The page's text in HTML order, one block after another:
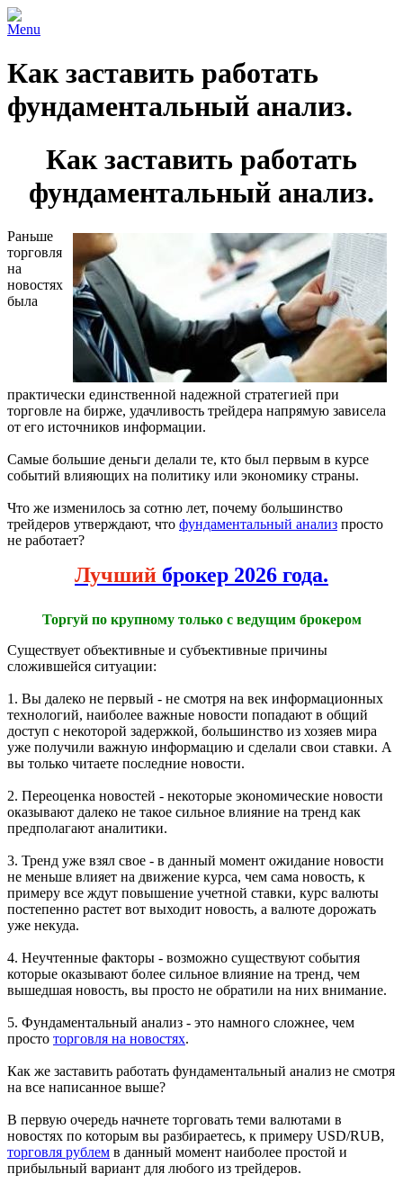
Menu
Как заставить работать
фундаментальный анализ.
Как заставить работать
фундаментальный анализ.
Раньше
торговля
на
новостях
была
практически единственной надежной стратегией при
торговле на бирже, удачливость трейдера напрямую зависела
от его источников информации.
Самые большие деньги делали те, кто был первым в курсе
событий влияющих на политику или экономику страны.
Что же изменилось за сотню лет, почему большинство
трейдеров утверждают, что фундаментальный анализ просто
не работает?
Лучший брокер 2026 года.
Торгуй по крупному только с ведущим брокером
Существует объективные и субъективные причины
сложившейся ситуации:
1. Вы далеко не первый - не смотря на век информационных
технологий, наиболее важные новости попадают в общий
доступ с некоторой задержкой, большинство из хозяев мира
уже получили важную информацию и сделали свои ставки. А
вы только читаете последние новости.
2. Переоценка новостей - некоторые экономические новости
оказывают далеко не такое сильное влияние на тренд как
предполагают аналитики.
3. Тренд уже взял свое - в данный момент ожидание новости
не меньше влияет на движение курса, чем сама новость, к
примеру все ждут повышение учетной ставки, курс валюты
постепенно растет вот выходит новость, а валюте дорожать
уже некуда.
4. Неучтенные факторы - возможно существуют события
которые оказывают более сильное влияние на тренд, чем
вышедшая новость, вы просто не обратили на них внимание.
5. Фундаментальный анализ - это намного сложнее, чем
просто торговля на новостях.
Как же заставить работать фундаментальный анализ не смотря
на все написанное выше?
В первую очередь начнете торговать теми валютами в
новостях по которым вы разбираетесь, к примеру USD/RUB,
торговля рублем в данный момент наиболее простой и
прибыльный вариант для любого из трейдеров.